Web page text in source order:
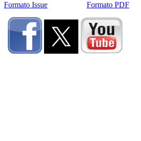
Formato Issue Formato PDF